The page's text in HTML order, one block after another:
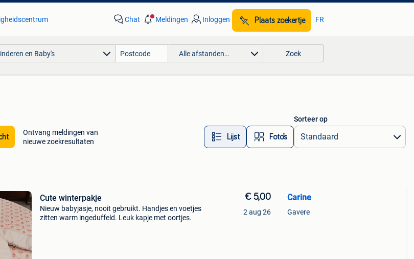
Chat Meldingen Inloggen Plaats zoekertje FR
en Baby's Alle afstanden… Zoek
Ontvang meldingen van
nieuwe zoekresultaten
Lijst Foto’s
Sorteer op
Cute winterpakje
Nieuw babyjasje, nooit gebruikt. Handjes en voetjes
zitten warm ingeduffeld. Leuk kapje met oortjes.
€ 5,00
2 aug 26
Carine
Gavere